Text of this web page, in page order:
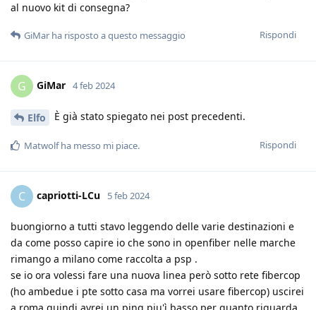
al nuovo kit di consegna?
Rispondi
GiMar ha risposto a questo messaggio
G GiMar 4 feb 2024
Elfo È già stato spiegato nei post precedenti.
Rispondi
Matwolfha messo mi piace.
C capriotti-LCu 5 feb 2024
buongiorno a tutti stavo leggendo delle varie destinazioni e
da come posso capire io che sono in openfiber nelle marche
rimango a milano come raccolta a psp .
se io ora volessi fare una nuova linea però sotto rete fibercop
(ho ambedue i pte sotto casa ma vorrei usare fibercop) uscirei